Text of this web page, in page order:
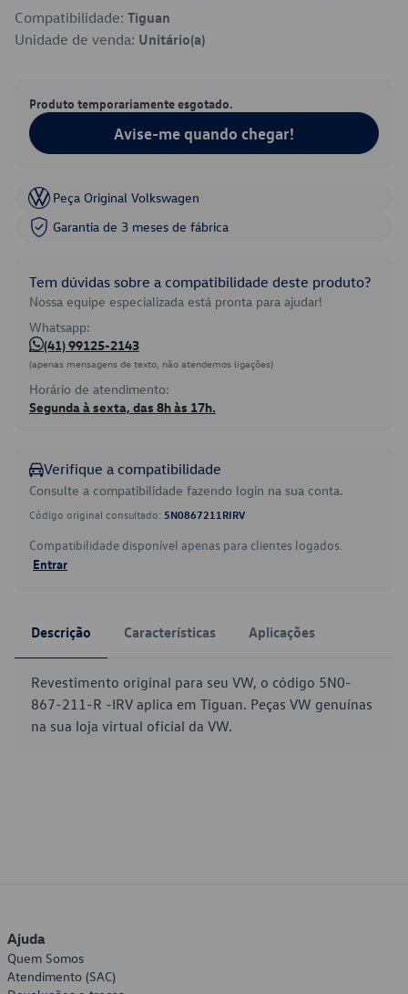
Compatibilidade: Tiguan
Unidade de venda: Unitário(a)
Produto temporariamente esgotado.
Avise-me quando chegar!
Peça Original Volkswagen
Garantia de 3 meses de fábrica
Tem dúvidas sobre a compatibilidade deste produto?
Nossa equipe especializada está pronta para ajudar!
Whatsapp:
(41) 99125-2143
(apenas mensagens de texto, não atendemos ligações)
Horário de atendimento:
Segunda à sexta, das 8h às 17h.
Verifique a compatibilidade
Consulte a compatibilidade fazendo login na sua conta.
Código original consultado: 5N0867211RIRV
Compatibilidade disponível apenas para clientes logados.
Entrar
Descrição Características Aplicações
Revestimento original para seu VW, o código 5N0-
867-211-R -IRV aplica em Tiguan. Peças VW genuínas
na sua loja virtual oficial da VW.
Ajuda
Quem Somos
Atendimento (SAC)